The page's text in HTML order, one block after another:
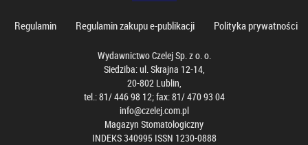
Regulamin Regulamin zakupu e-publikacji Polityka prywatności
Wydawnictwo Czelej Sp. z o. o.
Siedziba: ul. Skrajna 12-14,
20-802 Lublin,
tel.: 81/ 446 98 12; fax: 81/ 470 93 04
info@czelej.com.pl
Magazyn Stomatologiczny
INDEKS 340995 ISSN 1230-0888